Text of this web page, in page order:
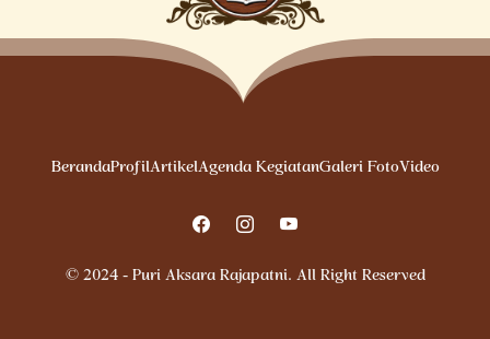
BerandaProfilArtikelAgenda KegiatanGaleri FotoVideo
© 2024 - Puri Aksara Rajapatni. All Right Reserved